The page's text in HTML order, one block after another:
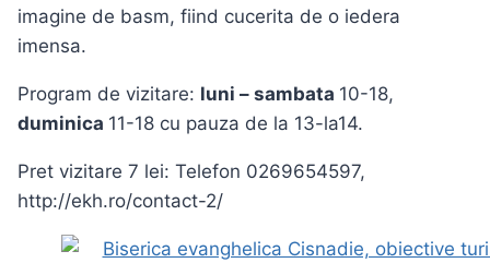
imagine de basm, fiind cucerita de o iedera
imensa.
Program de vizitare: luni – sambata 10-18,
duminica 11-18 cu pauza de la 13-la14.
Pret vizitare 7 lei: Telefon 0269654597,
http://ekh.ro/contact-2/